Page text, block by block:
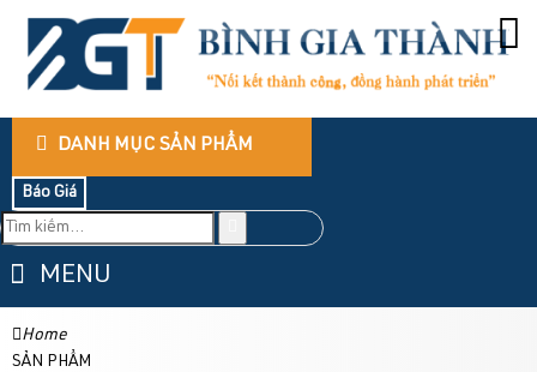
DANH MỤC SẢN PHẨM
Báo Giá
MENU
Home
SẢN PHẨM